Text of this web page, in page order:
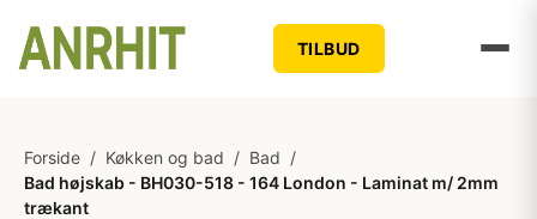
TILBUD
Forside / Køkken og bad / Bad /
Bad højskab - BH030-518 - 164 London - Laminat m/ 2mm
trækant